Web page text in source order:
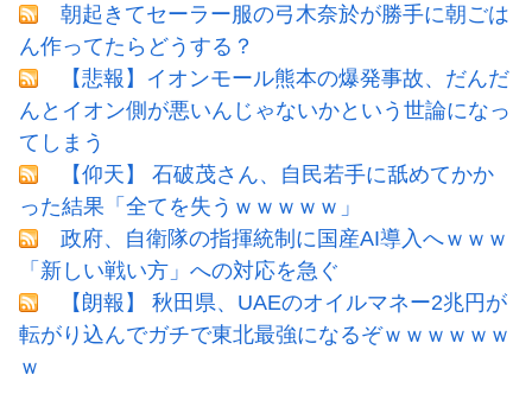
朝起きてセーラー服の弓木奈於が勝手に朝ごは
ん作ってたらどうする？
【悲報】イオンモール熊本の爆発事故、だんだ
んとイオン側が悪いんじゃないかという世論になっ
てしまう
【仰天】 石破茂さん、自民若手に舐めてかか
った結果「全てを失うｗｗｗｗｗ」
政府、自衛隊の指揮統制に国産AI導入へｗｗｗ
「新しい戦い方」への対応を急ぐ
【朗報】 秋田県、UAEのオイルマネー2兆円が
転がり込んでガチで東北最強になるぞｗｗｗｗｗｗ
ｗ